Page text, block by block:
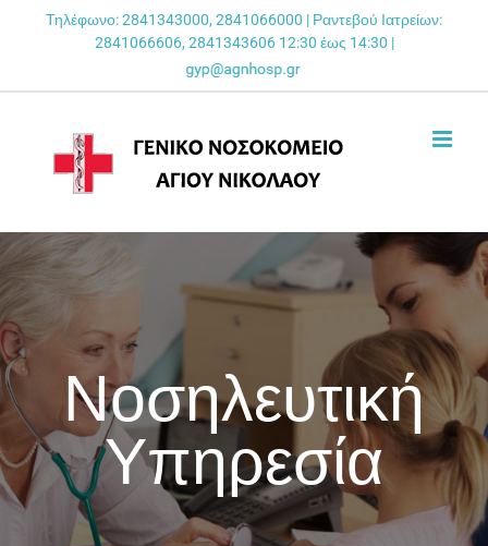
Τηλέφωνο: 2841343000, 2841066000 | Ραντεβού Ιατρείων:
2841066606, 2841343606 12:30 έως 14:30 |
Νοσηλευτική
Υπηρεσία